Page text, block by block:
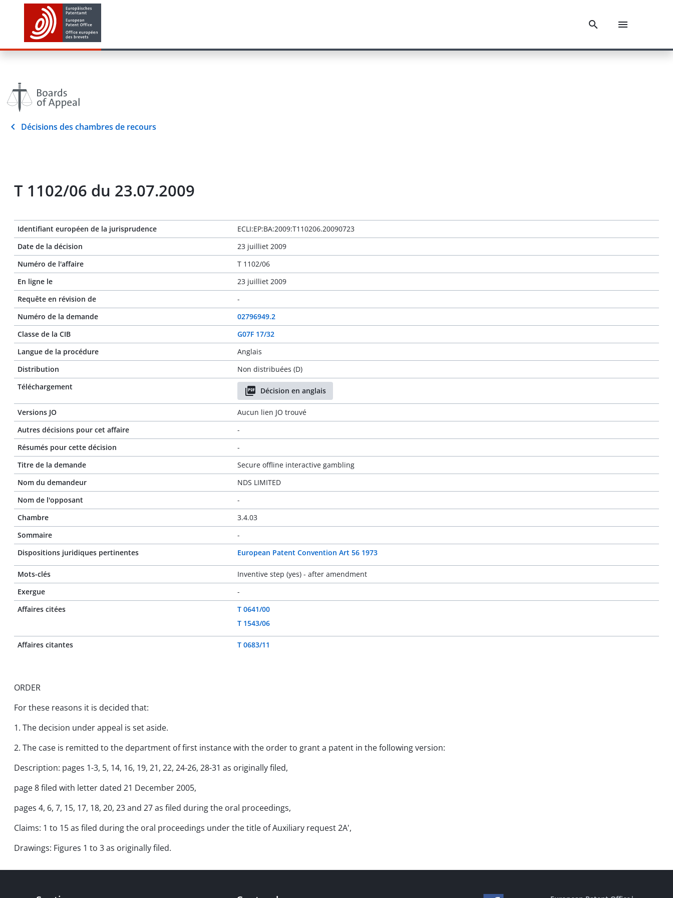
Décisions des chambres de recours
T 1102/06 du 23.07.2009
Identifiant européen de la jurisprudence
ECLI:EP:BA:2009:T110206.20090723
Date de la décision
23 juilliet 2009
Numéro de l'affaire
T 1102/06
En ligne le
23 juilliet 2009
Requête en révision de
-
Numéro de la demande
02796949.2
Classe de la CIB
G07F 17/32
Langue de la procédure
Anglais
Distribution
Non distribuées (D)
Téléchargement
Décision en anglais
Versions JO
Aucun lien JO trouvé
Autres décisions pour cet affaire
-
Résumés pour cette décision
-
Titre de la demande
Secure offline interactive gambling
Nom du demandeur
NDS LIMITED
Nom de l'opposant
-
Chambre
3.4.03
Sommaire
-
Dispositions juridiques pertinentes
European Patent Convention Art 56 1973
Mots-clés
Inventive step (yes) - after amendment
Exergue
-
Affaires citées
T 0641/00
T 1543/06
Affaires citantes T 0683/11
ORDER
For these reasons it is decided that:
1. The decision under appeal is set aside.
2. The case is remitted to the department of first instance with the order to grant a patent in the following version:
Description: pages 1-3, 5, 14, 16, 19, 21, 22, 24-26, 28-31 as originally filed,
page 8 filed with letter dated 21 December 2005,
pages 4, 6, 7, 15, 17, 18, 20, 23 and 27 as filed during the oral proceedings,
Claims: 1 to 15 as filed during the oral proceedings under the title of Auxiliary request 2A',
Drawings: Figures 1 to 3 as originally filed.